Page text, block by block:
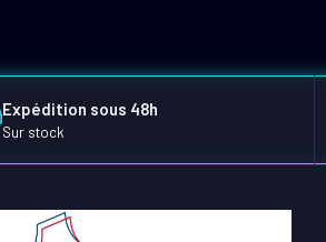
Expédition sous 48h
Sur stock